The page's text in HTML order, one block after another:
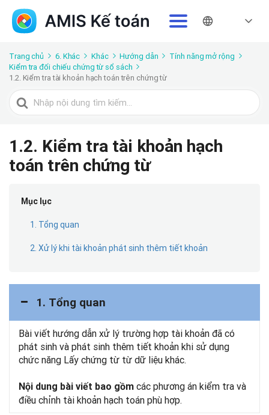
Trang chủ 6. Khác Khác Hướng dẫn
Tính năng mở rộng
Kiểm tra đối chiếu chứng từ sổ sách
1.2. Kiểm tra tài khoản hạch toán trên chứng từ
Tìm
kiếm
1.2. Kiểm tra tài khoản hạch
toán trên chứng từ
Mục lục
1. Tổng quan
2. Xử lý khi tài khoản phát sinh thêm tiết khoản
1. Tổng quan
Bài viết hướng dẫn xử lý trường hợp tài khoản đã có
phát sinh và phát sinh thêm tiết khoản khi sử dụng
chức năng Lấy chứng từ từ dữ liệu khác.
Nội dung bài viết bao gồm các phương án kiểm tra và
điều chỉnh tài khoản hạch toán phù hợp.